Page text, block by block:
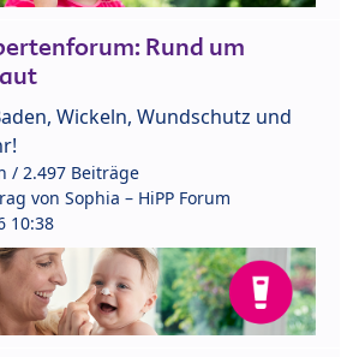
Rund um
Wickeln, Wundschutz und
/ 2.497 Beiträge
von Sophia – HiPP Forum
10:38